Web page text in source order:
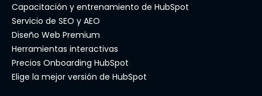
Capacitación y entrenamiento de HubSpot
Servicio de SEO y AEO
Diseño Web Premium
Herramientas interactivas
Precios Onboarding HubSpot
Elige la mejor versión de HubSpot